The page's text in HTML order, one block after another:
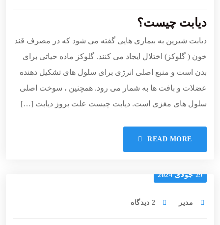
دیابت چیست؟
دیابت شیرین به بیماری هایی گفته می شود که در مصرف قند
خون ( گلوکز) اختلال ایجاد می کنند. گلوکز ماده حیاتی برای
بدن است و منبع اصلی انرژی برای سلول های تشکیل دهنده
عضلات و بافت ها به شمار می رود. همچنین ، سوخت اصلی
سلول های مغزی است. دیابت چیست علت بروز دیابت […]
READ MORE
29 جولای 2024
مدیر 2 دیدگاه